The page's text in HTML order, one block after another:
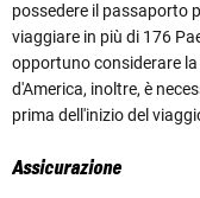
possedere il passaporto
viaggiare in più di 176
opportuno considerare
d'America, inoltre, è
prima dell'inizio del
Assicurazione